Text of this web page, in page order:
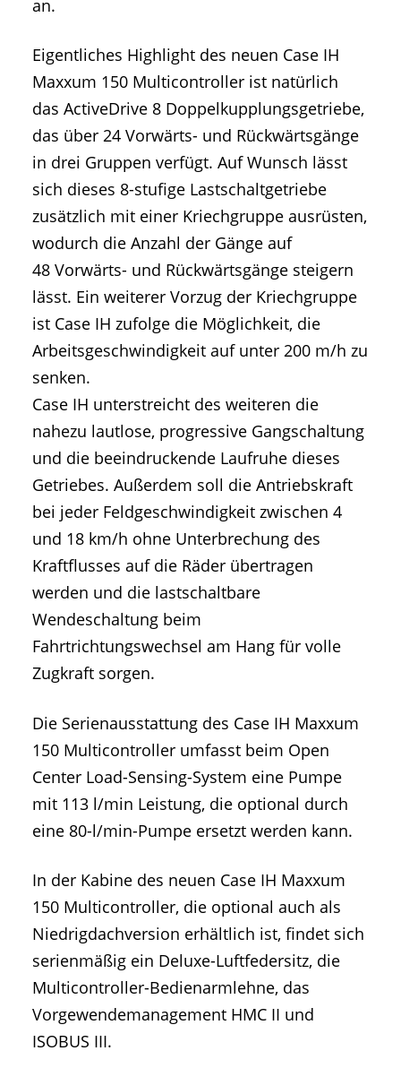
an.
Eigentliches Highlight des neuen Case IH
Maxxum 150 Multicontroller ist natürlich
das ActiveDrive 8 Doppelkupplungsgetriebe,
das über 24 Vorwärts- und Rückwärtsgänge
in drei Gruppen verfügt. Auf Wunsch lässt
sich dieses 8-stufige Lastschaltgetriebe
zusätzlich mit einer Kriechgruppe ausrüsten,
wodurch die Anzahl der Gänge auf
48 Vorwärts- und Rückwärtsgänge steigern
lässt. Ein weiterer Vorzug der Kriechgruppe
ist Case IH zufolge die Möglichkeit, die
Arbeitsgeschwindigkeit auf unter 200 m/h zu
senken.
Case IH unterstreicht des weiteren die
nahezu lautlose, progressive Gangschaltung
und die beeindruckende Laufruhe dieses
Getriebes. Außerdem soll die Antriebskraft
bei jeder Feldgeschwindigkeit zwischen 4
und 18 km/h ohne Unterbrechung des
Kraftflusses auf die Räder übertragen
werden und die lastschaltbare
Wendeschaltung beim
Fahrtrichtungswechsel am Hang für volle
Zugkraft sorgen.
Die Serienausstattung des Case IH Maxxum
150 Multicontroller umfasst beim Open
Center Load-Sensing-System eine Pumpe
mit 113 l/min Leistung, die optional durch
eine 80-l/min-Pumpe ersetzt werden kann.
In der Kabine des neuen Case IH Maxxum
150 Multicontroller, die optional auch als
Niedrigdachversion erhältlich ist, findet sich
serienmäßig ein Deluxe-Luftfedersitz, die
Multicontroller-Bedienarmlehne, das
Vorgewendemanagement HMC II und
ISOBUS III.